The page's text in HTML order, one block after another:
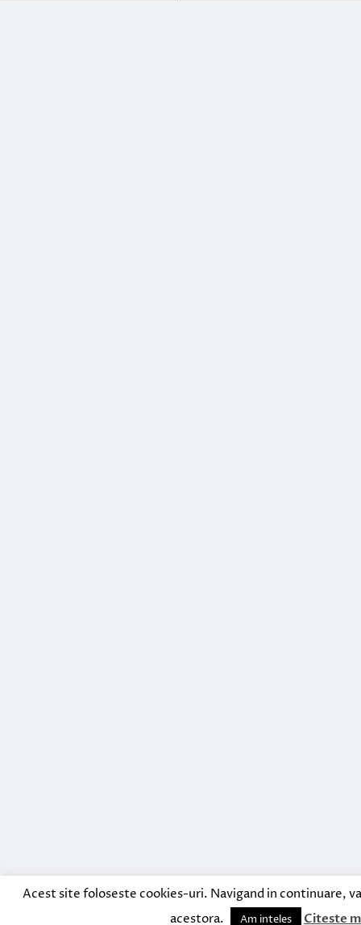
Acest site foloseste cookies-uri. Navigand in continuare,
acestora.
Am inteles Citeste